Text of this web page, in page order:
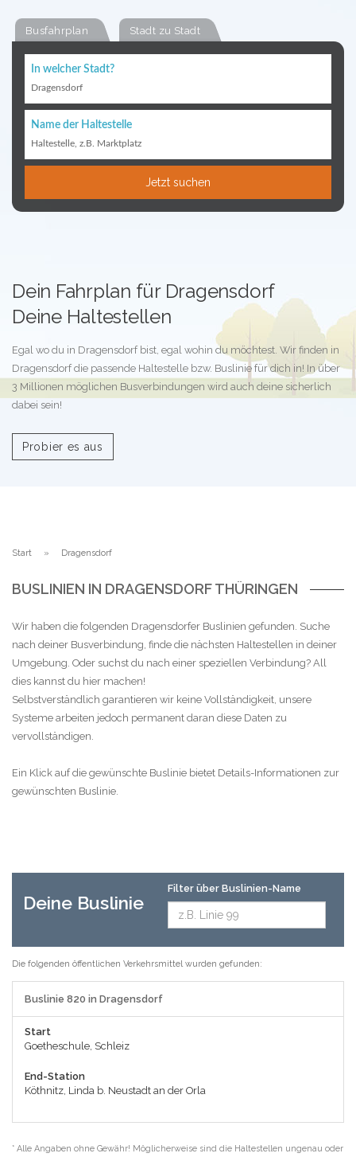
Busfahrplan Stadt zu Stadt
In welcher Stadt?
Dragensdorf
Name der Haltestelle
Haltestelle, z.B. Marktplatz
Jetzt suchen
Dein Fahrplan für Dragensdorf
Deine Haltestellen
Egal wo du in Dragensdorf bist, egal wohin du möchtest. Wir finden in
Dragensdorf die passende Haltestelle bzw. Buslinie für dich in! In über
3 Millionen möglichen Busverbindungen wird auch deine sicherlich
dabei sein!
Probier es aus
Start Dragensdorf
BUSLINIEN IN DRAGENSDORF THÜRINGEN
Wir haben die folgenden Dragensdorfer Buslinien gefunden. Suche
nach deiner Busverbindung, finde die nächsten Haltestellen in deiner
Umgebung. Oder suchst du nach einer speziellen Verbindung? All
dies kannst du hier machen!
Selbstverständlich garantieren wir keine Vollständigkeit, unsere
Systeme arbeiten jedoch permanent daran diese Daten zu
vervollständigen.
Ein Klick auf die gewünschte Buslinie bietet Details-Informationen zur
gewünschten Buslinie.
Deine Buslinie
Filter über Buslinien-Name
Die folgenden öffentlichen Verkehrsmittel wurden gefunden:
Buslinie 820 in Dragensdorf
Start
Goetheschule, Schleiz
End-Station
Köthnitz, Linda b. Neustadt an der Orla
* Alle Angaben ohne Gewähr! Möglicherweise sind die Haltestellen ungenau oder